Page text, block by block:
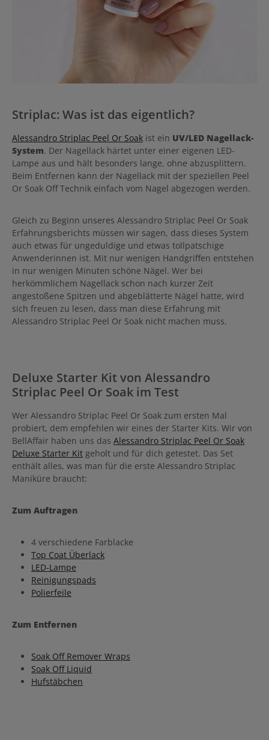
Striplac: Was ist das eigentlich?
Alessandro Striplac Peel Or Soak ist ein UV/LED Nagellack-
System. Der Nagellack härtet unter einer eigenen LED-
Lampe aus und hält besonders lange, ohne abzusplittern.
Beim Entfernen kann der Nagellack mit der speziellen Peel
Or Soak Off Technik einfach vom Nagel abgezogen werden.
Gleich zu Beginn unseres Alessandro Striplac Peel Or Soak
Erfahrungsberichts müssen wir sagen, dass dieses System
auch etwas für ungeduldige und etwas tollpatschige
Anwenderinnen ist. Mit nur wenigen Handgriffen entstehen
in nur wenigen Minuten schöne Nägel. Wer bei
herkömmlichem Nagellack schon nach kurzer Zeit
angestoßene Spitzen und abgeblätterte Nägel hatte, wird
sich freuen zu lesen, dass man diese Erfahrung mit
Alessandro Striplac Peel Or Soak nicht machen muss.
Deluxe Starter Kit von Alessandro
Striplac Peel Or Soak im Test
Wer Alessandro Striplac Peel Or Soak zum ersten Mal
probiert, dem empfehlen wir eines der Starter Kits. Wir von
BellAffair haben uns das Alessandro Striplac Peel Or Soak
Deluxe Starter Kit geholt und für dich getestet. Das Set
enthält alles, was man für die erste Alessandro Striplac
Maniküre braucht:
Zum Auftragen
4 verschiedene Farblacke
Top Coat Überlack
LED-Lampe
Reinigungspads
Polierfeile
Zum Entfernen
Soak Off Remover Wraps
Soak Off Liquid
Hufstäbchen